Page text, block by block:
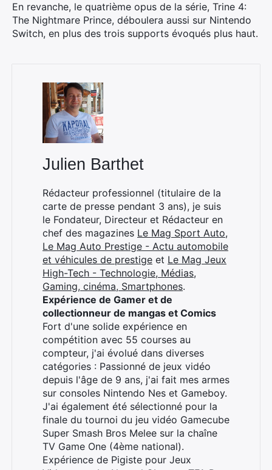
En revanche, le quatrième opus de la série, Trine 4:
The Nightmare Prince, déboulera aussi sur Nintendo
Switch, en plus des trois supports évoqués plus haut.
Julien Barthet
Rédacteur professionnel (titulaire de la
carte de presse pendant 3 ans), je suis
le Fondateur, Directeur et Rédacteur en
chef des magazines Le Mag Sport Auto,
Le Mag Auto Prestige - Actu automobile
et véhicules de prestige et Le Mag Jeux
High-Tech - Technologie, Médias,
Gaming, cinéma, Smartphones.
Expérience de Gamer et de
collectionneur de mangas et Comics
Fort d'une solide expérience en
compétition avec 55 courses au
compteur, j'ai évolué dans diverses
catégories : Passionné de jeux vidéo
depuis l'âge de 9 ans, j'ai fait mes armes
sur consoles Nintendo Nes et Gameboy.
J'ai également été sélectionné pour la
finale du tournoi du jeu vidéo Gamecube
Super Smash Bros Melee sur la chaîne
TV Game One (4ème national).
Expérience de Pigiste pour Jeux